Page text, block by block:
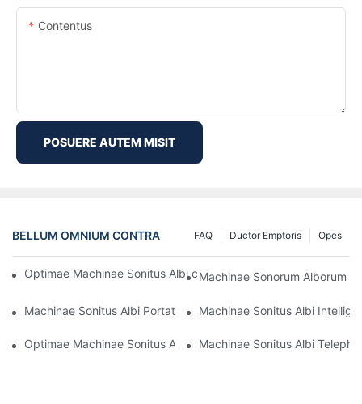
Contentus
POSUERE AUTEM MISIT
BELLUM OMNIUM CONTRA Opes
Ductor Emptoris
FAQ
Optimae Machinae Sonitus Albi cum Sonis Naturae ad
Machinae Sonorum Alborum
Machinae Sonitus Albi Portatiles: Solutiones Somni Viatoribus-1
Machinae Sonitus Albi
Optimae Machinae Sonitus Albi Clamoris pro Dormientibus
Machinae Sonitus Albi